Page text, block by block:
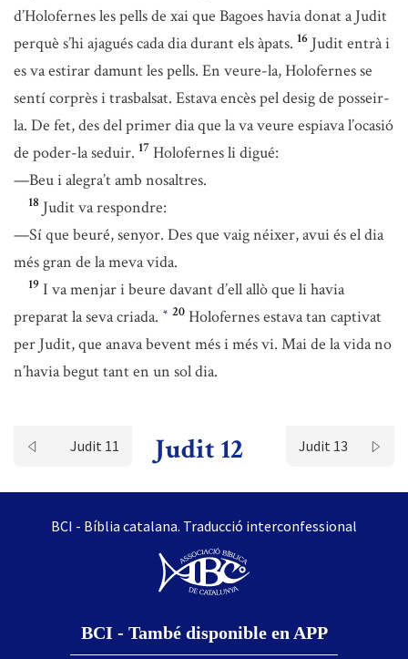
d’Holofernes les pells de xai que Bagoes havia donat a Judit
perquè s’hi ajagués cada dia durant els àpats. 16 Judit entrà i
es va estirar damunt les pells. En veure-la, Holofernes se
sentí corprès i trasbalsat. Estava encès pel desig de posseir-
la. De fet, des del primer dia que la va veure espiava l’ocasió
de poder-la seduir. 17 Holofernes li digué:
—Beu i alegra’t amb nosaltres.
18 Judit va respondre:
—Sí que beuré, senyor. Des que vaig néixer, avui és el dia
més gran de la meva vida.
19 I va menjar i beure davant d’ell allò que li havia
preparat la seva criada. * 20 Holofernes estava tan captivat
per Judit, que anava bevent més i més vi. Mai de la vida no
n’havia begut tant en un sol dia.
Judit 11 Judit 12 Judit 13
BCI - Bíblia catalana. Traducció interconfessional
BCI - També disponible en APP